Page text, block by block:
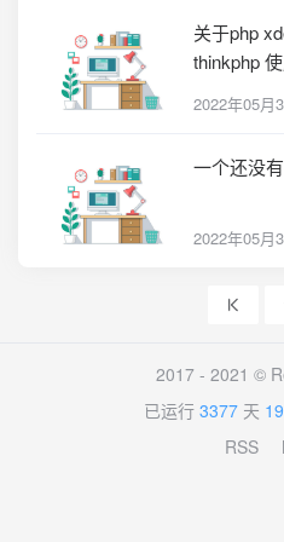
关于php
thinkphp
2022年05月
一个还没
2022年05月
2017 - 2021 ©
已运行 3377 天 19
RSS